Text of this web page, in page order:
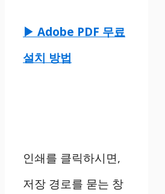
▶ Adobe PDF 무료
설치 방법
인쇄를 클릭하시면,
저장 경로를 묻는 창